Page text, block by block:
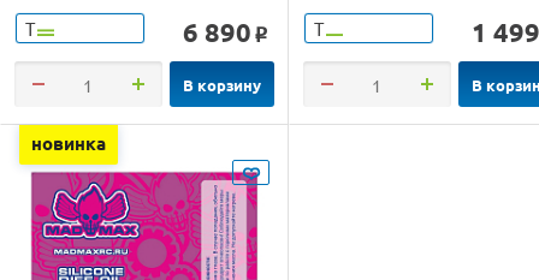
Т 6 890 o
В корзину
Т 1 499
В
новинка